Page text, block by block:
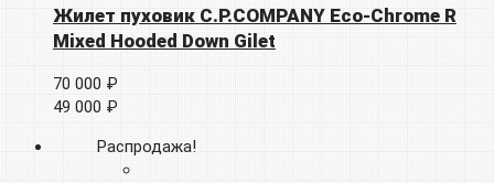
Жилет пуховик C.P.COMPANY Eco-Chrome R
Mixed Hooded Down Gilet
70 000 ₽
49 000 ₽
Распродажа!